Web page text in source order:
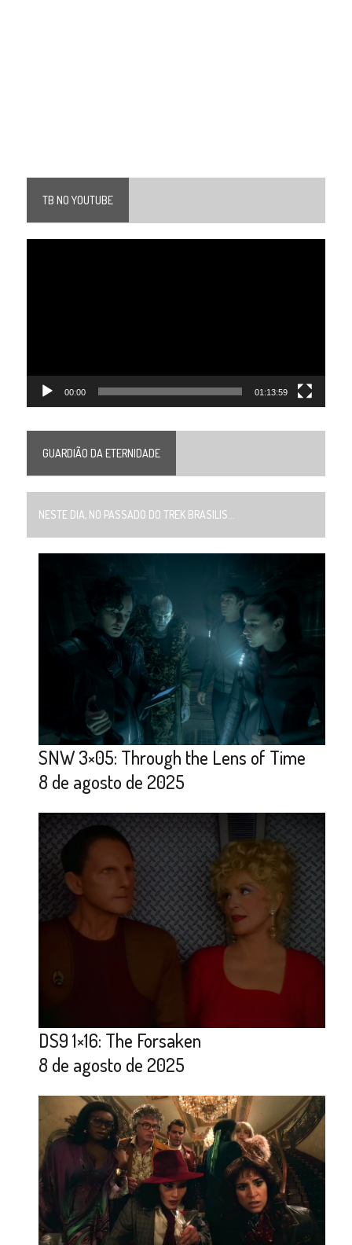
TB NO YOUTUBE
00:00 01:13:59
GUARDIÃO DA ETERNIDADE
NESTE DIA, NO PASSADO DO TREK BRASILIS...
SNW 3×05: Through the Lens of Time
8 de agosto de 2025
DS9 1×16: The Forsaken
8 de agosto de 2025